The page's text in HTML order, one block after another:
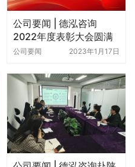
公司要闻 | 德泓咨询
2022年度表彰大会圆满
举行
公司要闻 2023年1月17日